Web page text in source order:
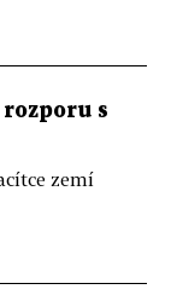
s
zemí